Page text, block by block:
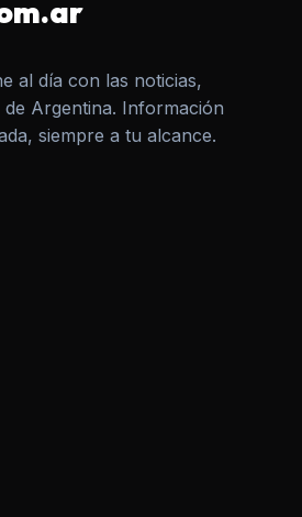
al día con las noticias,
de Argentina. Información
siempre a tu alcance.